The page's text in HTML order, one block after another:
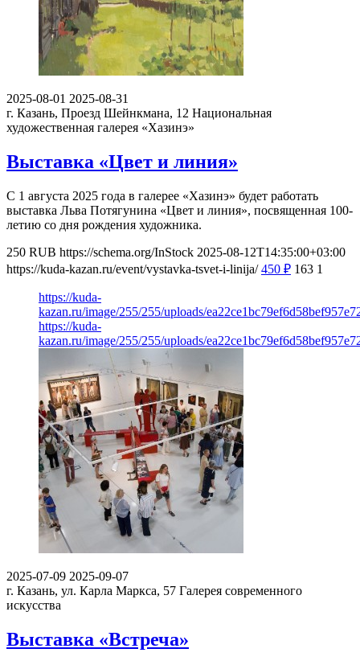
2025-08-01 2025-08-31
г. Казань, Проезд Шейнкмана, 12 Национальная
художественная галерея «Хазинэ»
Выставка «Цвет и линия»
С 1 августа 2025 года в галерее «Хазинэ» будет работать
выставка Льва Потягунина «Цвет и линия», посвященная 100-
летию со дня рождения художника.
250 RUB https://schema.org/InStock 2025-08-12T14:35:00+03:00
https://kuda-kazan.ru/event/vystavka-tsvet-i-linija/ 450 ₽ 163 1
https://kuda-
kazan.ru/image/255/255/uploads/
https://kuda-
kazan.ru/image/255/255/uploads/
2025-07-09 2025-09-07
г. Казань, ул. Карла Маркса, 57 Галерея современного
искусства
Выставка «Встреча»